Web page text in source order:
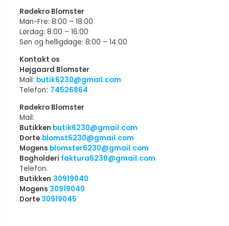
Rødekro Blomster
Man-Fre: 8:00 – 18:00
Lørdag: 8:00 – 16:00
Søn og helligdage: 8:00 – 14:00
Kontakt os
Højgaard Blomster
Mail: butik6230@gmail.com
Telefon: 74526864
Rødekro Blomster
Mail:
Butikken butik6230@gmail.com
Dorte blomst6230@gmail.com
Mogens blomster6230@gmail.com
Bogholderi faktura6230@gmail.com
Telefon:
Butikken 30919040
Mogens 30919040
Dorte 30919045